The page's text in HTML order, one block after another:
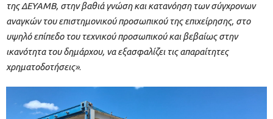
της ΔΕΥΑΜΒ, στην βαθιά γνώση και κατανόηση των σύγχρονων
αναγκών του επιστημονικού προσωπικού της επιχείρησης, στο
υψηλό επίπεδο του τεχνικού προσωπικού και βεβαίως στην
ικανότητα του δημάρχου, να εξασφαλίζει τις απαραίτητες
χρηματοδοτήσεις».